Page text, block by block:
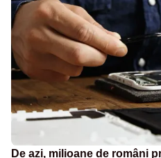
De azi, milioane de români